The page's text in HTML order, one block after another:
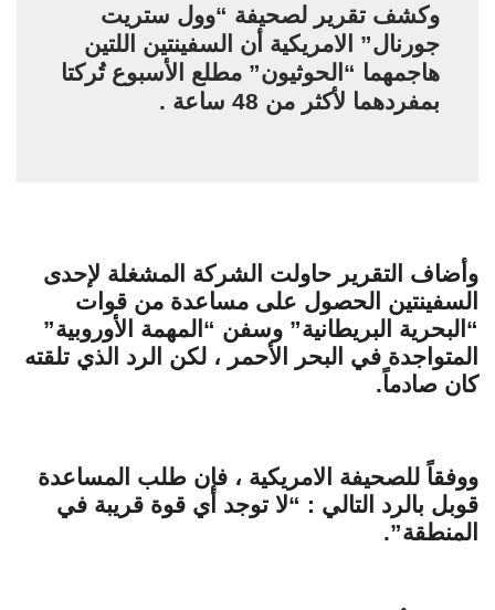
وكشف تقرير لصحيفة “وول ستريت
جورنال” الامريكية أن السفينتين اللتين
هاجمهما “الحوثيون” مطلع الأسبوع تُركتا
بمفردهما لأكثر من 48 ساعة .
وأضاف التقرير حاولت الشركة المشغلة لإحدى
السفينتين الحصول على مساعدة من قوات
“البحرية البريطانية” وسفن “المهمة الأوروبية”
المتواجدة في البحر الأحمر ، لكن الرد الذي تلقته
كان صادماً.
ووفقاً للصحيفة الامريكية ، فإن طلب المساعدة
قوبل بالرد التالي : “لا توجد أي قوة قريبة في
المنطقة”.